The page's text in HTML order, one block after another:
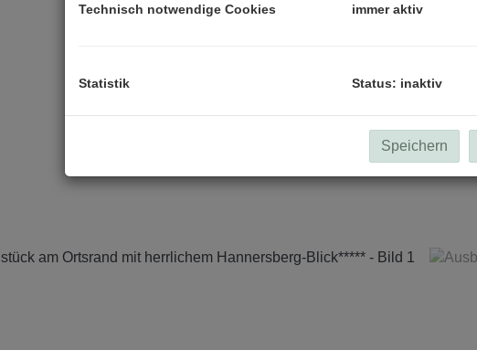
Technisch notwendige Cookies immer aktiv
Statistik Status: inaktiv
Speichern